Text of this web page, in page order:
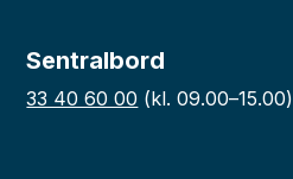
Sentralbord
33 40 60 00 (kl. 09.00–15.00)